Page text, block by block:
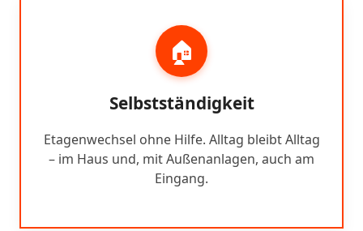
🏠
Selbstständigkeit
Etagenwechsel ohne Hilfe. Alltag bleibt Alltag
– im Haus und, mit Außenanlagen, auch am
Eingang.